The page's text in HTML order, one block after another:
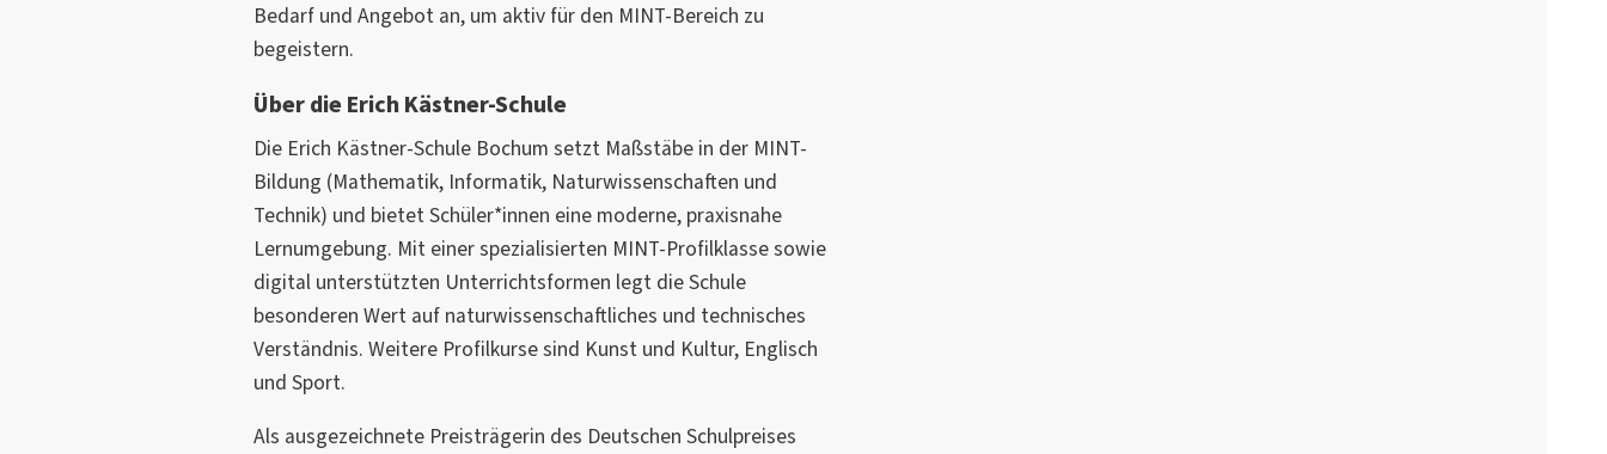
Bedarf und Angebot an, um aktiv für den MINT-Bereich zu
begeistern.
Über die Erich Kästner-Schule
Die Erich Kästner-Schule Bochum setzt Maßstäbe in der MINT-
Bildung (Mathematik, Informatik, Naturwissenschaften und
Technik) und bietet Schüler*innen eine moderne, praxisnahe
Lernumgebung. Mit einer spezialisierten MINT-Profilklasse sowie
digital unterstützten Unterrichtsformen legt die Schule
besonderen Wert auf naturwissenschaftliches und technisches
Verständnis. Weitere Profilkurse sind Kunst und Kultur, Englisch
und Sport.
Als ausgezeichnete Preisträgerin des Deutschen Schulpreises